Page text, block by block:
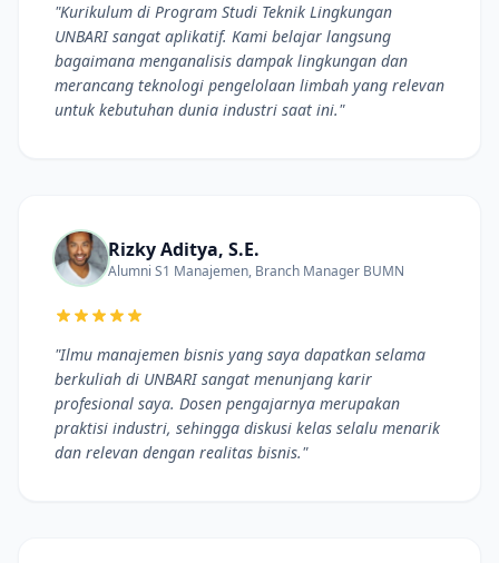
"Kurikulum di Program Studi Teknik Lingkungan
UNBARI sangat aplikatif. Kami belajar langsung
bagaimana menganalisis dampak lingkungan dan
merancang teknologi pengelolaan limbah yang relevan
untuk kebutuhan dunia industri saat ini."
Rizky Aditya, S.E.
Alumni S1 Manajemen, Branch Manager BUMN
"Ilmu manajemen bisnis yang saya dapatkan selama
berkuliah di UNBARI sangat menunjang karir
profesional saya. Dosen pengajarnya merupakan
praktisi industri, sehingga diskusi kelas selalu menarik
dan relevan dengan realitas bisnis."